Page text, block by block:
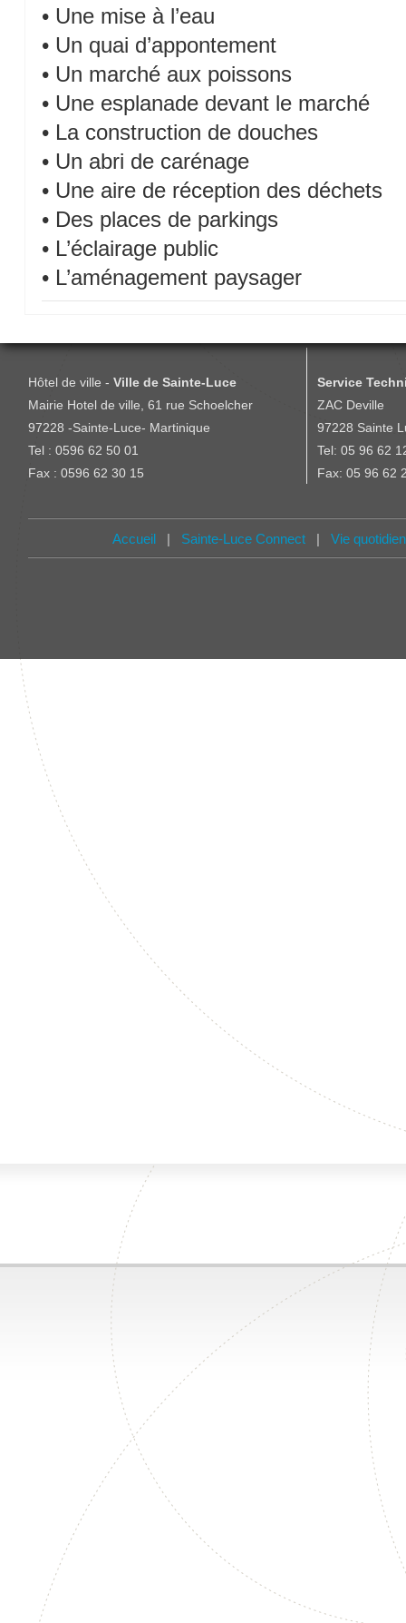
• Une mise à l’eau
• Un quai d’appontement
• Un marché aux poissons
• Une esplanade devant le marché
• La construction de douches
• Un abri de carénage
• Une aire de réception des déchets
• Des places de parkings
• L’éclairage public
• L’aménagement paysager
Hôtel de ville - Ville de Sainte-Luce
Mairie Hotel de ville, 61 rue Schoelcher
97228 -Sainte-Luce- Martinique
Tel : 0596 62 50 01
Fax : 0596 62 30 15
Service
ZAC Deville
97228 Sainte
Tel: 05 96 62
Fax: 05 96 62
Accueil| Sainte-Luce Connect| Vie